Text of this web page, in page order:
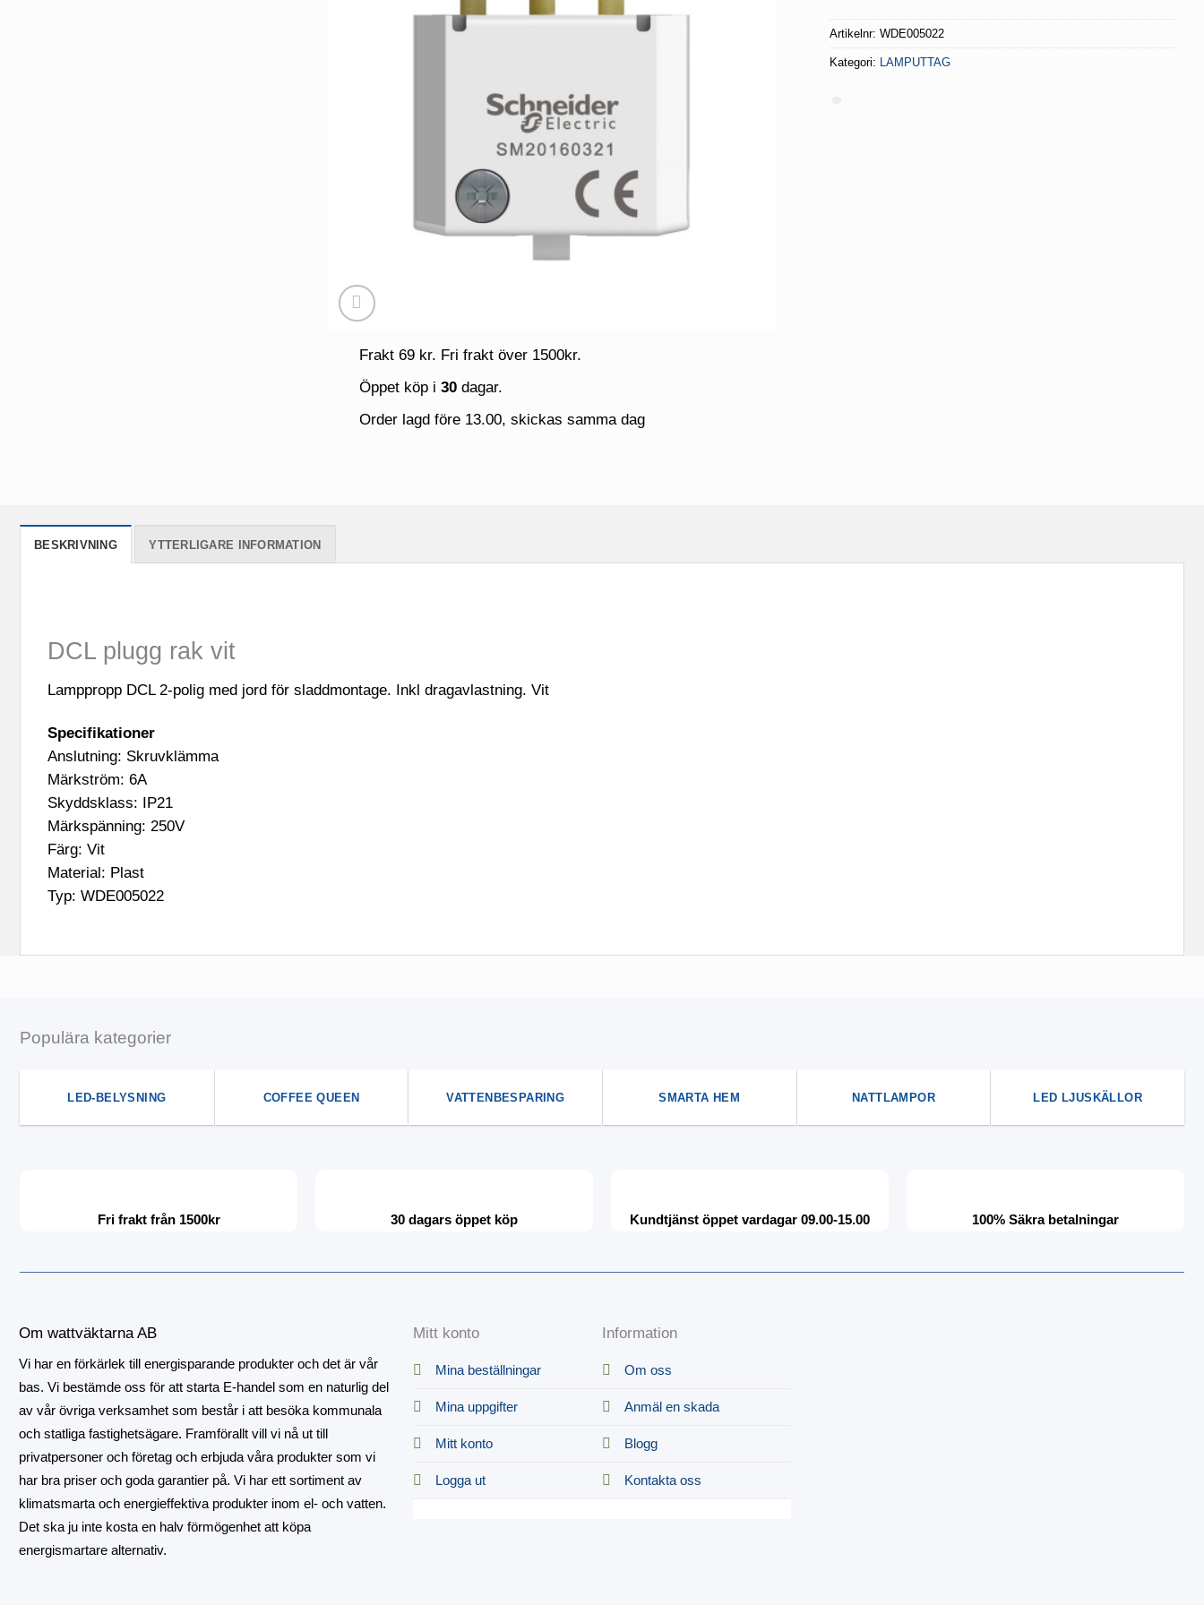
Frakt 69 kr. Fri frakt över 1500kr.
Öppet köp i30 dagar.
Order lagd före 13.00, skickas samma dag
Artikelnr: WDE005022
Kategori: LAMPUTTAG
BESKRIVNING YTTERLIGARE INFORMATION
DCL plugg rak vit
Lamppropp DCL 2-polig med jord för sladdmontage. Inkl dragavlastning. Vit
Specifikationer
Anslutning: Skruvklämma
Märkström: 6A
Skyddsklass: IP21
Märkspänning: 250V
Färg: Vit
Material: Plast
Typ: WDE005022
Populära kategorier
LED-BELYSNING COFFEE QUEEN VATTENBESPARING SMARTA HEM NATTLAMPOR LED LJUSKÄLLOR
Fri frakt från 1500kr 30 dagars öppet köp Kundtjänst öppet vardagar 09.00-15.00 100% Säkra betalningar
Om wattväktarna AB
Vi har en förkärlek till energisparande produkter och det är vår
bas. Vi bestämde oss för att starta E-handel som en naturlig del
av vår övriga verksamhet som består i att besöka kommunala
och statliga fastighetsägare. Framförallt vill vi nå ut till
privatpersoner och företag och erbjuda våra produkter som vi
har bra priser och goda garantier på. Vi har ett sortiment av
klimatsmarta och energieffektiva produkter inom el- och vatten.
Det ska ju inte kosta en halv förmögenhet att köpa
energismartare alternativ.
Mitt konto
Mina beställningar
Mina uppgifter
Mitt konto
Logga ut
Information
Om oss
Anmäl en skada
Blogg
Kontakta oss